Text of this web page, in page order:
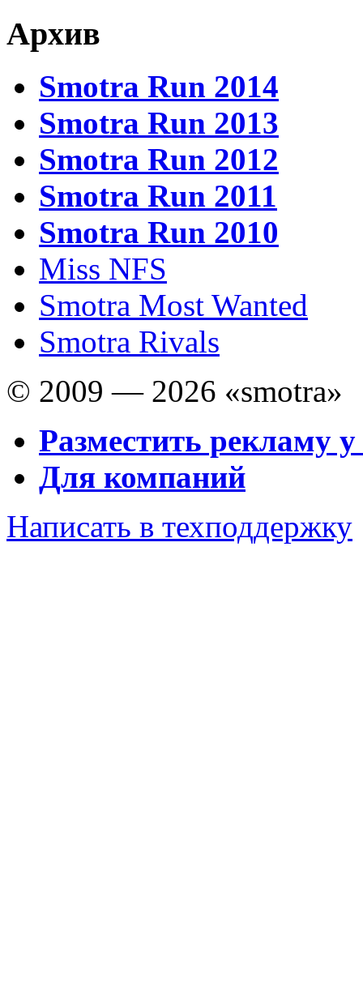
Архив
Smotra Run 2014
Smotra Run 2013
Smotra Run 2012
Smotra Run 2011
Smotra Run 2010
Miss NFS
Smotra Most Wanted
Smotra Rivals
© 2009 — 2026 «smotra»
Разместить рекламу у
Для компаний
Написать в техподдержку